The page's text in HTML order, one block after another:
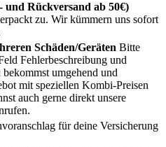
und Rückversand ab 50€)
zu. Wir kümmern uns sofort
Schäden/Geräten Bitte
Fehlerbeschreibung und
umgehend und
mit speziellen Kombi-Preisen
auch gerne direkt unsere
für deine Versicherung